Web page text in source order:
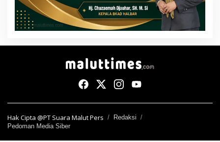
Hak Cipta @PT Suara Malut Pers
Redaksi
Pedoman Media Siber